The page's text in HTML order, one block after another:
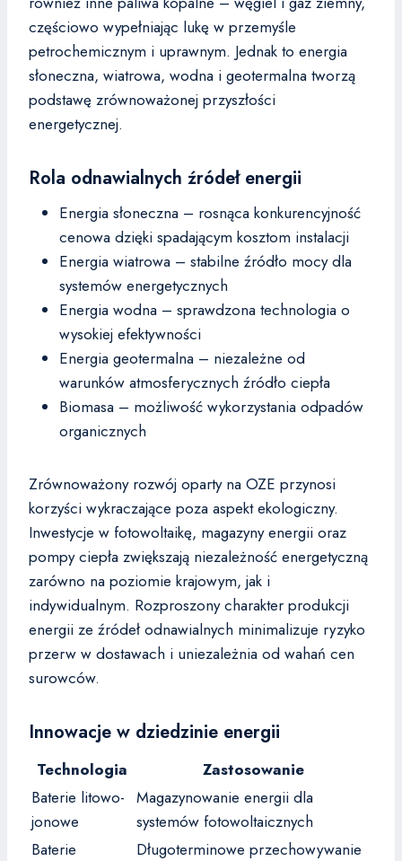
częściowo wypełniając lukę w przemyśle
petrochemicznym i uprawnym. Jednak to energia
słoneczna, wiatrowa, wodna i geotermalna tworzą
podstawę zrównoważonej przyszłości
energetycznej.
Rola odnawialnych źródeł energii
Energia słoneczna – rosnąca konkurencyjność
cenowa dzięki spadającym kosztom instalacji
Energia wiatrowa – stabilne źródło mocy dla
systemów energetycznych
Energia wodna – sprawdzona technologia o
wysokiej efektywności
Energia geotermalna – niezależne od
warunków atmosferycznych źródło ciepła
Biomasa – możliwość wykorzystania odpadów
organicznych
Zrównoważony rozwój oparty na OZE przynosi
korzyści wykraczające poza aspekt ekologiczny.
Inwestycje w fotowoltaikę, magazyny energii oraz
pompy ciepła zwiększają niezależność energetyczną
zarówno na poziomie krajowym, jak i
indywidualnym. Rozproszony charakter produkcji
energii ze źródeł odnawialnych minimalizuje ryzyko
przerw w dostawach i uniezależnia od wahań cen
surowców.
Innowacje w dziedzinie energii
Technologia
Zastosowanie
Baterie litowo-
jonowe
Magazynowanie energii dla
systemów fotowoltaicznych
Baterie
Długoterminowe przechowywanie